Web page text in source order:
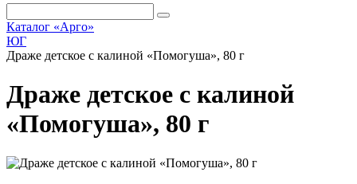
Каталог «Арго»
ЮГ
Драже детское с калиной «Помогуша», 80 г
Драже детское с калиной
«Помогуша», 80 г